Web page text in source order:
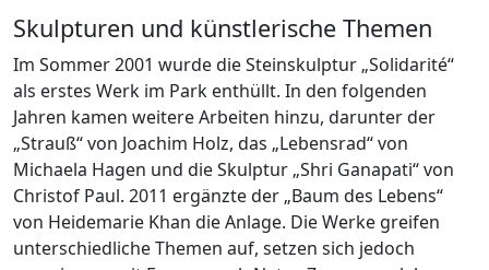
Skulpturen und künstlerische Themen
Im Sommer 2001 wurde die Steinskulptur „Solidarité“
als erstes Werk im Park enthüllt. In den folgenden
Jahren kamen weitere Arbeiten hinzu, darunter der
„Strauß“ von Joachim Holz, das „Lebensrad“ von
Michaela Hagen und die Skulptur „Shri Ganapati“ von
Christof Paul. 2011 ergänzte der „Baum des Lebens“
von Heidemarie Khan die Anlage. Die Werke greifen
unterschiedliche Themen auf, setzen sich jedoch